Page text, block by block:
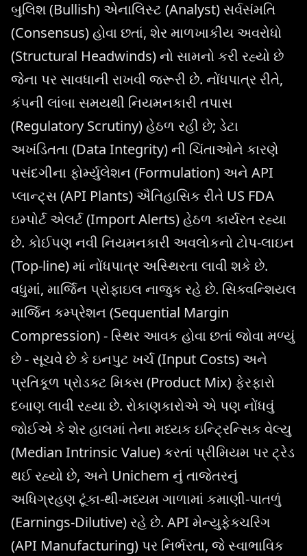
બુલિશ (Bullish) એનાલિસ્ટ (Analyst) સર્વસંમતિ
(Consensus) હોવા છતાં, શેર માળખાકીય અવરોધો
(Structural Headwinds) નો સામનો કરી રહ્યો છે
જેના પર સાવધાની રાખવી જરૂરી છે. નોંધપાત્ર રીતે,
કંપની લાંબા સમયથી નિયમનકારી તપાસ
(Regulatory Scrutiny) હેઠળ રહી છે; ડેટા
અખંડિતતા (Data Integrity) ની ચિંતાઓને કારણે
પસંદગીના ફોર્મ્યુલેશન (Formulation) અને API
પ્લાન્ટ્સ (API Plants) ઐતિહાસિક રીતે US FDA
ઇમ્પોર્ટ એલર્ટ (Import Alerts) હેઠળ કાર્યરત રહ્યા
છે. કોઈપણ નવી નિયમનકારી અવલોકનો ટોપ-લાઇન
(Top-line) માં નોંધપાત્ર અસ્થિરતા લાવી શકે છે.
વધુમાં, માર્જિન પ્રોફાઇલ નાજુક રહે છે. સિક્વન્શિયલ
માર્જિન કમ્પ્રેશન (Sequential Margin
Compression) - સ્થિર આવક હોવા છતાં જોવા મળ્યું
છે - સૂચવે છે કે ઇનપુટ ખર્ચ (Input Costs) અને
પ્રતિકૂળ પ્રોડક્ટ મિક્સ (Product Mix) ફેરફારો
દબાણ લાવી રહ્યા છે. રોકાણકારોએ એ પણ નોંધવું
જોઈએ કે શેર હાલમાં તેના મધ્યક ઇન્ટ્રિન્સિક વેલ્યુ
(Median Intrinsic Value) કરતાં પ્રીમિયમ પર ટ્રેડ
થઈ રહ્યો છે, અને Unichem નું તાજેતરનું
અધિગ્રહણ ટૂંકા-થી-મધ્યમ ગાળામાં કમાણી-પાતળું
(Earnings-Dilutive) રહે છે. API મેન્યુફેક્ચરિંગ
(API Manufacturing) પર નિર્ભરતા, જે સ્વાભાવિક